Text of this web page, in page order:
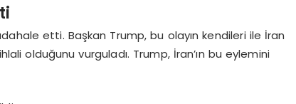
etti. Başkan Trump, bu olayın kendileri ile İran
olduğunu vurguladı. Trump, İran’ın bu eylemini